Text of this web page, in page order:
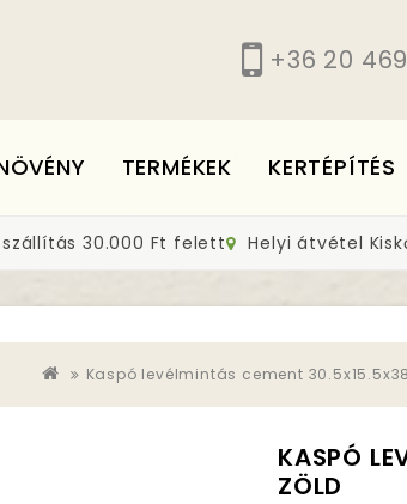
+36 20
TERMÉKEK KERTÉPÍTÉS
30.000 Ft felett Helyi átvétel
Kaspó levélmintás cement
KASPÓ
ZÖLD